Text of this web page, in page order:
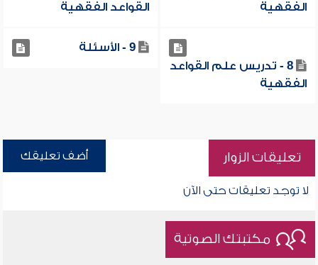
الفقهية
القواعد الفقهية
8 - تدريس علم القواعد
الفقهية
9 - الأسئلة
تعليقات الزوار أضف تعليقك
لا توجد تعليقات حتى الآن
مكتبتك الصوتية